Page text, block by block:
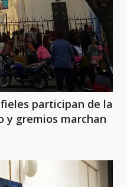
participan de la
y gremios marchan